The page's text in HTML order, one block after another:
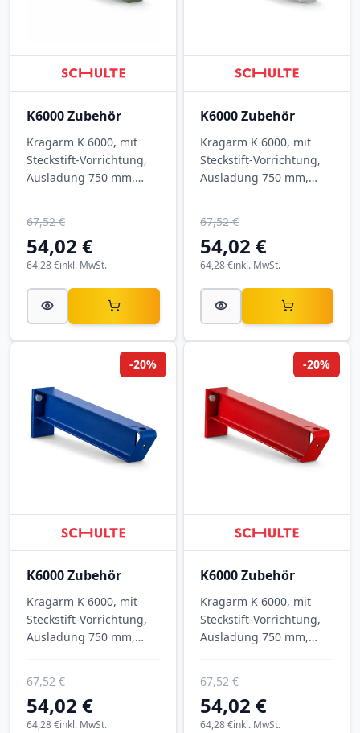
K6000 Zubehör
Kragarm K 6000, mit
Steckstift-Vorrichtung,
Ausladung 750 mm,
54,02 €
67,52 €
inkl. MwSt.
64,28 €
K6000 Zubehör
Kragarm K 6000, mit
Steckstift-Vorrichtung,
Ausladung 750 mm,
54,02 €
67,52 €
inkl. MwSt.
64,28 €
K6000 Zubehör
Kragarm K 6000, mit
Steckstift-Vorrichtung,
Ausladung 750 mm,
54,02 €
67,52 €
-20%
inkl. MwSt.
64,28 €
K6000 Zubehör
Kragarm K 6000, mit
Steckstift-Vorrichtung,
Ausladung 750 mm,
54,02 €
67,52 €
-20%
inkl. MwSt.
64,28 €